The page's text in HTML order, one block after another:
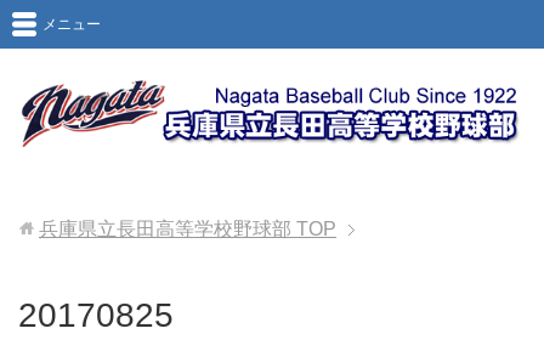
メニュー
兵庫県立長田高等学校野球部 TOP
20170825